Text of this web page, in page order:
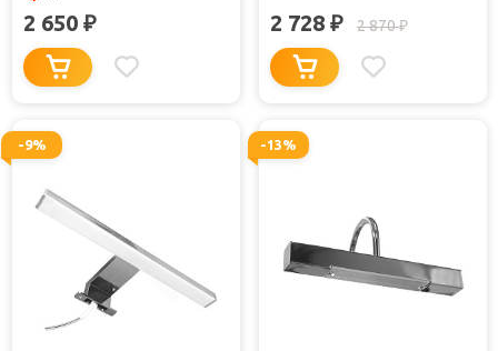
2 650 ₽ 2 728 ₽ 2 870₽
-9% -13%